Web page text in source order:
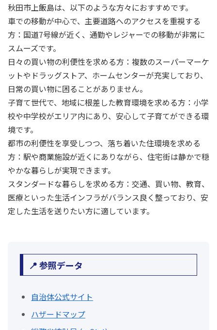
秋田市上飯島は、以下のような方々におすすめです。
車での移動が中心で、主要道路へのアクセスを重視する
方：国道7号線が近く、通勤やレジャーでの移動が非常に
スムーズです。
日々の買い物の利便性を求める方：複数のスーパーマーケ
ットやドラッグストア、ホームセンターが充実しており、
日常の買い物に困ることがありません。
子育て世代で、地域に根差した教育環境を求める方：小学
校や中学校がエリア内にあり、安心して子育てができる環
境です。
都市の利便性を享受しつつ、落ち着いた住環境を求める
方：駅や商業施設が近くにありながら、住宅街は静かで穏
やかな暮らしが実現できます。
スタンダードな暮らしを求める方：交通、買い物、教育、
医療といった生活インフラがバランス良く整っており、安
定した生活を送りたい方に適しています。
📍 参照データ
自治体公式サイト
ハザードマップ